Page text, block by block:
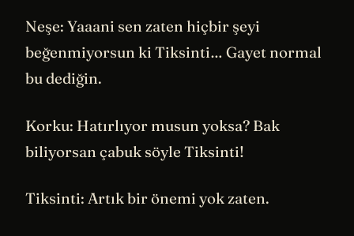
Neşe: Yaaani sen zaten hiçbir şeyi
beğenmiyorsun ki Tiksinti… Gayet normal
bu dediğin.
Korku: Hatırlıyor musun yoksa? Bak
biliyorsan çabuk söyle Tiksinti!
Tiksinti: Artık bir önemi yok zaten.